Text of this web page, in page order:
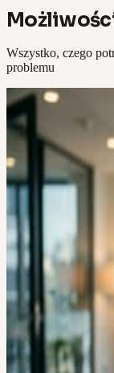
Wszystko, czego
problemu